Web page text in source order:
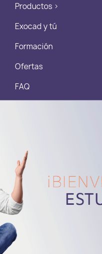
Productos >
Exocad y tú
Formación
Ofertas
FAQ